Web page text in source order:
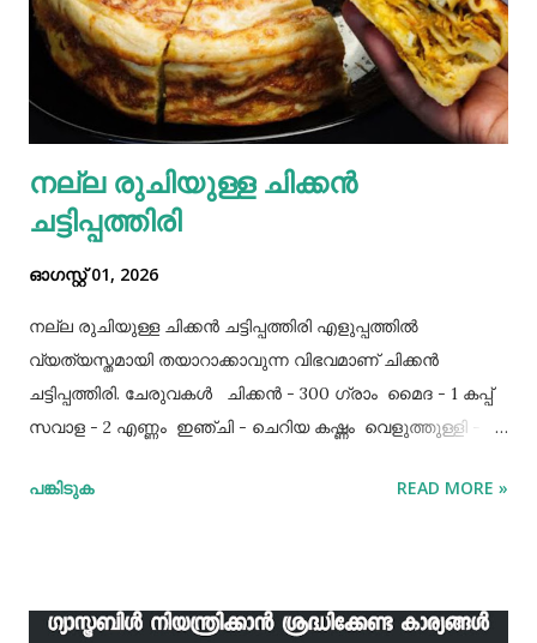
നല്ല രുചിയുള്ള ചിക്കൻ
ചട്ടിപ്പത്തിരി
ഓഗസ്റ്റ് 01, 2026
നല്ല രുചിയുള്ള ചിക്കൻ ചട്ടിപ്പത്തിരി എളുപ്പത്തിൽ
വ്യത്യസ്തമായി തയാറാക്കാവുന്ന വിഭവമാണ് ചിക്കൻ
ചട്ടിപ്പത്തിരി. ചേരുവകൾ ചിക്കൻ - 300 ഗ്രാം മൈദ - 1 കപ്പ്‌
സവാള - 2 എണ്ണം ഇഞ്ചി - ചെറിയ കഷ്ണം വെളുത്തുള്ളി - 5
വിധം ചിക്കൻ കുറച്ച് ഉപ്പും കുരുമുളകുപൊടിയും
ഇഞ്ചി വെളുത്തുള്ളി, സവാള എന്നിവ ചേർത്ത് വഴറ്റാം.
പങ്കിടുക READ MORE »